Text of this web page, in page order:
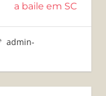
a baile em SC
admin-